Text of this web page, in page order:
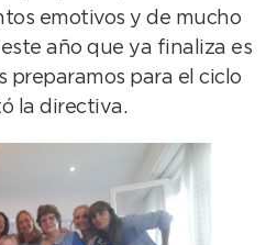
emotivos y de mucho
año que ya finaliza es
preparamos para el ciclo
la directiva.